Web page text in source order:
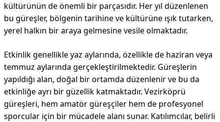
kültürünün de önemli bir parçasıdır. Her yıl düzenlenen
bu güreşler, bölgenin tarihine ve kültürüne ışık tutarken,
yerel halkın bir araya gelmesine vesile olmaktadır.
Etkinlik genellikle yaz aylarında, özellikle de haziran veya
temmuz aylarında gerçekleştirilmektedir. Güreşlerin
yapıldığı alan, doğal bir ortamda düzenlenir ve bu da
etkinliğe ayrı bir güzellik katmaktadır. Vezirköprü
güreşleri, hem amatör güreşçiler hem de profesyonel
sporcular için bir mücadele alanı sunar. Katılımcılar, belirli